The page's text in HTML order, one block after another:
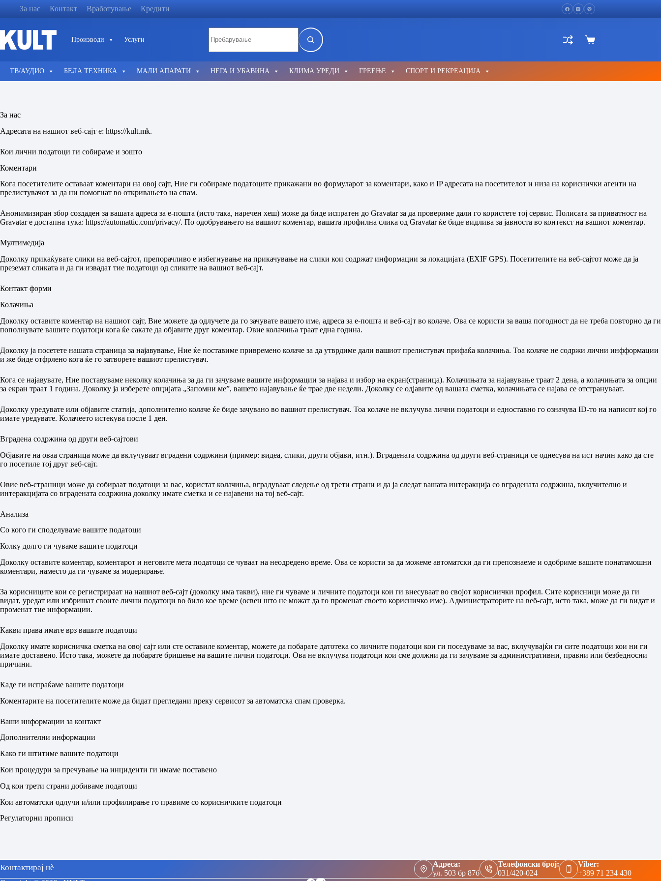
За нас Контакт Вработување Кредити
Производи Услуги
results
Shopping
ТВ/АУДИО БЕЛА ТЕХНИКА МАЛИ АПАРАТИ НЕГА И УБАВИНА КЛИМА УРЕДИ ГРЕЕЊЕ СПОРТ И РЕКРЕАЦИЈА
За нас
Адресата на нашиот веб-сајт е: https://kult.mk.
Кои лични податоци ги собираме и зошто
Коментари
Кога посетителите оставаат коментари на овој сајт, Ние ги собираме податоците прикажани во формуларот за коментари, како и IP адресата на посетителот и низа на кориснички агенти на
прелистувачот за да ни помогнат во откривањето на спам.
Анонимизиран збор создаден за вашата адреса за е-пошта (исто така, наречен хеш) може да биде испратен до Gravatar за да провериме дали го користете тој сервис. Полисата за приватност на
Gravatar е достапна тука: https://automattic.com/privacy/. По одобрувањето на вашиот коментар, вашата профилна слика од Gravatar ќе биде видлива за јавноста во контекст на вашиот коментар.
Мултимедија
Доколку прикаќувате слики на веб-сајтот, препорачливо е избегнување на прикачување на слики кои содржат информации за локацијата (EXIF GPS). Посетителите на веб-сајтот може да ја
преземат сликата и да ги извадат тие податоци од сликите на вашиот веб-сајт.
Контакт форми
Колачиња
Доколку оставите коментар на нашиот сајт, Вие можете да одлучете да го зачувате вашето име, адреса за е-пошта и веб-сајт во колаче. Ова се користи за ваша погодност да не треба повторно да ги
пополнувате вашите податоци кога ќе сакате да објавите друг коментар. Овие колачиња траат една година.
Доколку ја посетете нашата страница за најавување, Ние ќе поставиме привремено колаче за да утврдиме дали вашиот прелистувач прифаќа колачиња. Тоа колаче не содржи лични инфформации
и же биде отфрлено кога ќе го затворете вашиот прелистувач.
Кога се најавувате, Ние поставуваме неколку колачиња за да ги зачуваме вашите информации за најава и избор на екран(страница). Колачињата за најавување траат 2 дена, а колачињата за опции
за екран траат 1 година. Доколку ја изберете опцијата „Запомни ме”, вашето најавување ќе трае две недели. Доколку се одјавите од вашата сметка, колачињата се најава се отстрануваат.
Доколку уредувате или објавите статија, дополнително колаче ќе биде зачувано во вашиот прелистувач. Тоа колаче не вклучува лични податоци и едноставно го означува ID-то на написот кој го
имате уредувате. Колачеето истекува после 1 ден.
Вградена содржина од други веб-сајтови
Објавите на оваа страница може да вклучуваат вградени содржини (пример: видеа, слики, други објави, итн.). Вградената содржина од други веб-страници се однесува на ист начин како да сте
го посетиле тој друг веб-сајт.
Овие веб-страници може да собираат податоци за вас, користат колачиња, вградуваат следење од трети страни и да ја следат вашата интеракција со вградената содржина, вклучително и
интеракцијата со вградената содржина доколку имате сметка и се најавени на тој веб-сајт.
Анализа
Со кого ги споделуваме вашите податоци
Колку долго ги чуваме вашите податоци
Доколку оставите коментар, коментарот и неговите мета податоци се чуваат на неодредено време. Ова се користи за да можеме автоматски да ги препознаеме и одобриме вашите понатамошни
коментари, наместо да ги чуваме за модерирање.
За корисниците кои се регистрираат на нашиот веб-сајт (доколку има такви), ние ги чуваме и личните податоци кои ги внесуваат во својот кориснички профил. Сите корисници може да ги
видат, уредат или избришат своите лични податоци во било кое време (освен што не можат да го променат своето корисничко име). Администраторите на веб-сајт, исто така, може да ги видат и
променат тие информации.
Какви права имате врз вашите податоци
Доколку имате корисничка сметка на овој сајт или сте оставиле коментар, можете да побарате датотека со личните податоци кои ги поседуваме за вас, вклучувајќи ги сите податоци кои ни ги
имате доставено. Исто така, можете да побарате бришење на вашите лични податоци. Ова не вклучува податоци кои сме должни да ги зачуваме за административни, правни или безбедносни
причини.
Каде ги испраќаме вашите податоци
Коментарите на посетителите може да бидат прегледани преку сервисот за автоматска спам проверка.
Ваши информации за контакт
Дополнителни информации
Како ги штитиме вашите податоци
Кои процедури за пречување на инциденти ги имаме поставено
Од кои трети страни добиваме податоци
Кои автоматски одлучи и/или профилирање го правиме со корисничките податоци
Регулаторни прописи
Контактирај нè
Адреса:
ул. 503 бр 87б
Телефонски број:
031/420-024
Viber:
+389 71 234 430